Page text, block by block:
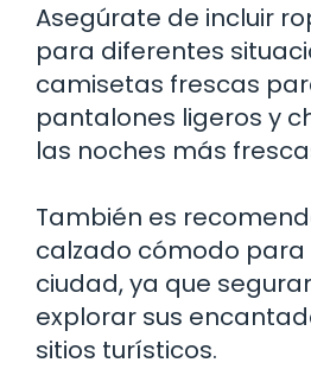
Asegúrate de incluir
para diferentes
camisetas frescas
pantalones ligeros y
las noches más
También es
calzado cómodo para
ciudad, ya que
explorar sus
sitios turísticos.